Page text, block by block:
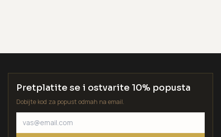
Pretplatite se i ostvarite 10% popusta
Dobijte kod za popust odmah na email.